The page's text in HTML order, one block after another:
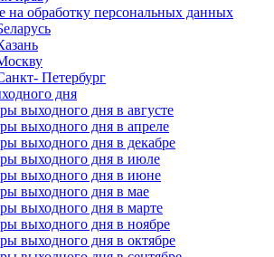
на обработку персональных данных
Петербург
дня
выходного дня в августе
выходного дня в апреле
выходного дня в декабре
выходного дня в июле
выходного дня в июне
выходного дня в мае
выходного дня в марте
выходного дня в ноябре
выходного дня в октябре